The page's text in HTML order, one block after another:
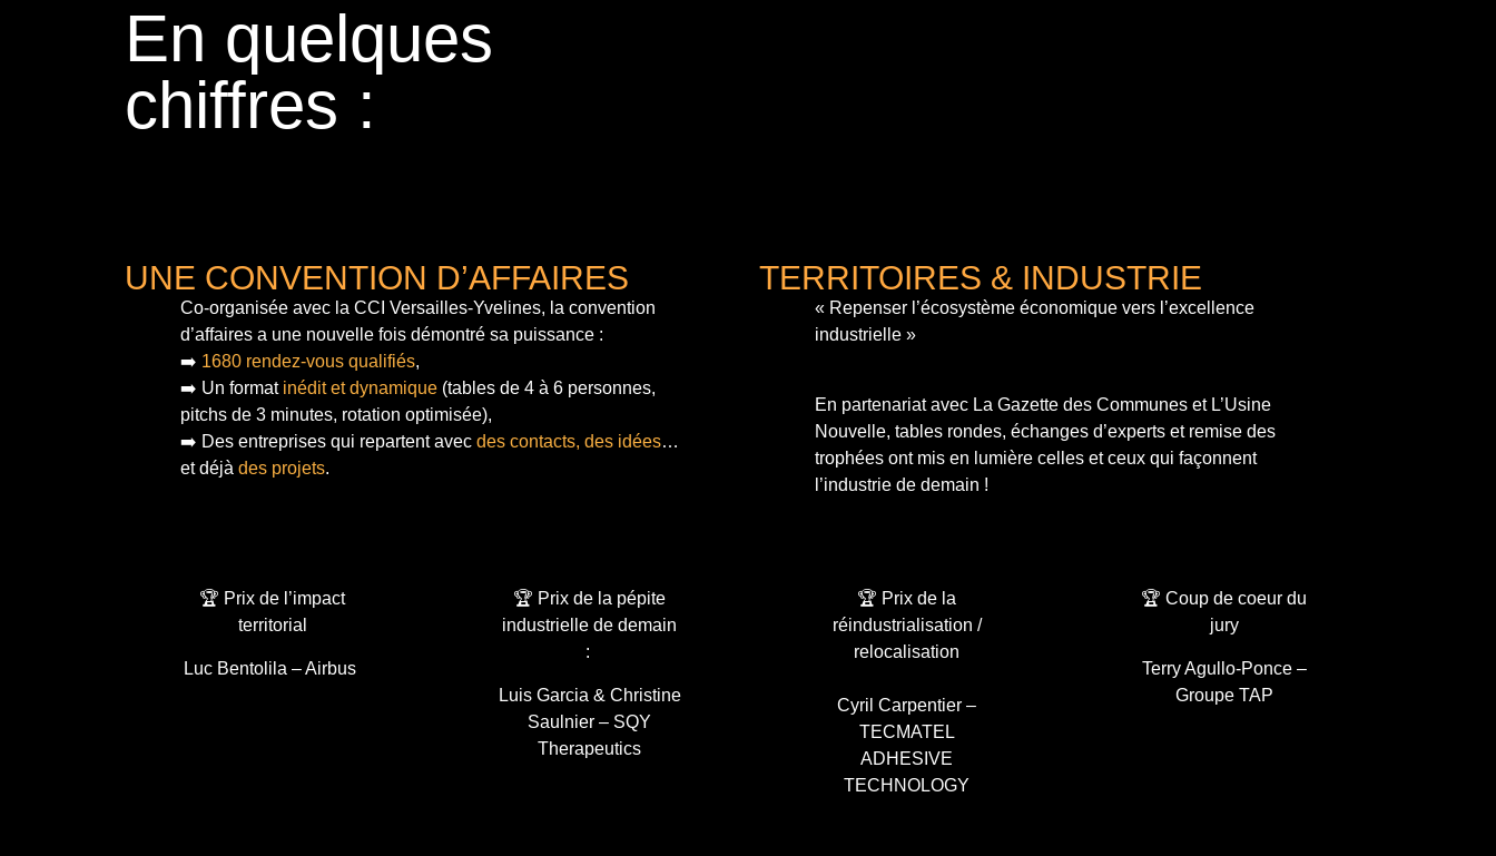
En quelques
chiffres :
UNE CONVENTION D’AFFAIRES
Co-organisée avec la CCI Versailles-Yvelines, la convention
d’affaires a une nouvelle fois démontré sa puissance :
➡️ 1680 rendez-vous qualifiés,
➡️ Un format inédit et dynamique (tables de 4 à 6 personnes,
pitchs de 3 minutes, rotation optimisée),
➡️ Des entreprises qui repartent avec des contacts, des idées…
et déjà des projets.
TERRITOIRES & INDUSTRIE
« Repenser l’écosystème économique vers l’excellence
industrielle »
En partenariat avec La Gazette des Communes et L’Usine
Nouvelle, tables rondes, échanges d’experts et remise des
trophées ont mis en lumière celles et ceux qui façonnent
l’industrie de demain !
🏆 Prix de l’impact
territorial
Luc Bentolila – Airbus
🏆 Prix de la pépite
industrielle de demain
:
Luis Garcia & Christine
Saulnier – SQY
Therapeutics
🏆 Prix de la
réindustrialisation /
relocalisation
Cyril Carpentier –
TECMATEL
ADHESIVE
TECHNOLOGY
🏆 Coup de coeur du
jury
Terry Agullo-Ponce –
Groupe TAP